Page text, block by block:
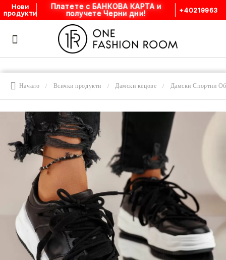
Нови
продукти
Платете с БАНКОВА КАРТА и
получете Черни дни! +40219963
Начало Всички продукти Дамски кецове Дамски Спортни